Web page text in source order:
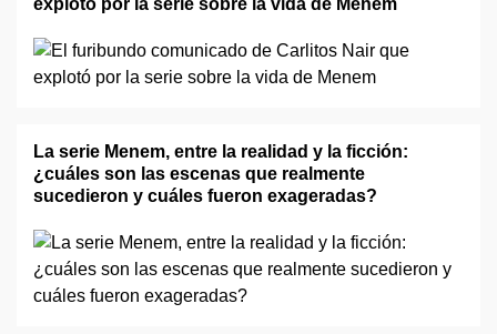
explotó por la serie sobre la vida de Menem
La serie Menem, entre la realidad y la ficción:
¿cuáles son las escenas que realmente
sucedieron y cuáles fueron exageradas?